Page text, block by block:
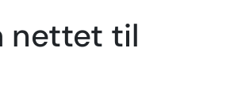
nettet til